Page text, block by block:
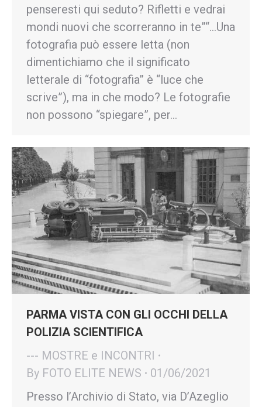
penseresti qui seduto? Rifletti e vedrai
mondi nuovi che scorreranno in te”“…Una
fotografia può essere letta (non
dimentichiamo che il significato
letterale di “fotografia” è “luce che
scrive”), ma in che modo? Le fotografie
non possono “spiegare”, per…
PARMA VISTA CON GLI OCCHI DELLA
POLIZIA SCIENTIFICA
--- MOSTRE e INCONTRI
By FOTO ELITE NEWS
01/06/2021
Presso l’Archivio di Stato, via D’Azeglio